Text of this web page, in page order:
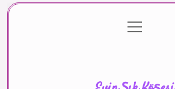
Gizlilik Politikası
menüyü
aç